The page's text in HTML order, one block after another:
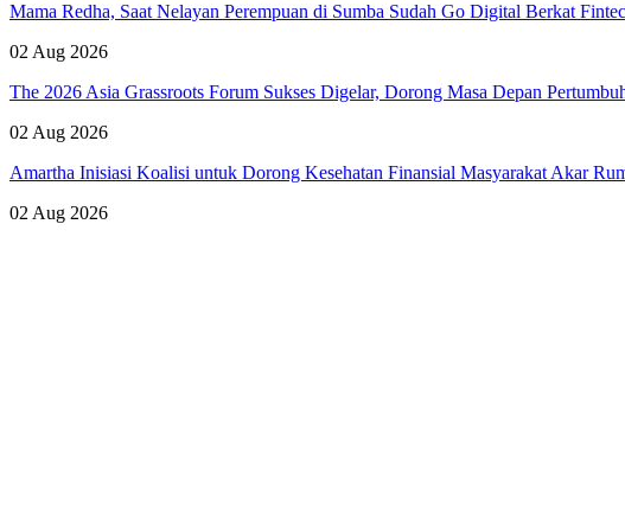
Mama Redha, Saat Nelayan Perempuan di Sumba Sudah Go Digital Berkat
02 Aug 2026
The 2026 Asia Grassroots Forum Sukses Digelar, Dorong Masa Depan
02 Aug 2026
Amartha Inisiasi Koalisi untuk Dorong Kesehatan Finansial Masyarakat Akar
02 Aug 2026